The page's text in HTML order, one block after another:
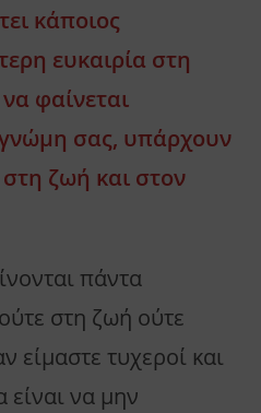
κάποιος
ευκαιρία στη
φαίνεται
σας, υπάρχουν
στη ζωή και στον
πάντα
στη ζωή ούτε
τυχεροί και
να μην